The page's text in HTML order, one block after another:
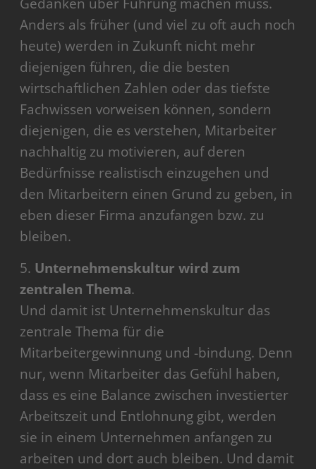
Anders als früher (und viel zu oft auch noch
heute) werden in Zukunft nicht mehr
diejenigen führen, die die besten
wirtschaftlichen Zahlen oder das tiefste
Fachwissen vorweisen können, sondern
diejenigen, die es verstehen, Mitarbeiter
nachhaltig zu motivieren, auf deren
Bedürfnisse realistisch einzugehen und
den Mitarbeitern einen Grund zu geben, in
eben dieser Firma anzufangen bzw. zu
bleiben.
5. Unternehmenskultur wird zum
zentralen Thema.
Und damit ist Unternehmenskultur das
zentrale Thema für die
Mitarbeitergewinnung und -bindung. Denn
nur, wenn Mitarbeiter das Gefühl haben,
dass es eine Balance zwischen investierter
Arbeitszeit und Entlohnung gibt, werden
sie in einem Unternehmen anfangen zu
arbeiten und dort auch bleiben. Und damit